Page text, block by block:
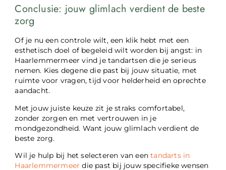
Conclusie: jouw glimlach verdient de beste
zorg
Of je nu een controle wilt, een klik hebt met een
esthetisch doel of begeleid wilt worden bij angst: in
Haarlemmermeer vind je tandartsen die je serieus
nemen. Kies degene die past bij jouw situatie, met
ruimte voor vragen, tijd voor helderheid en oprechte
aandacht.
Met jouw juiste keuze zit je straks comfortabel,
zonder zorgen en met vertrouwen in je
mondgezondheid. Want jouw glimlach verdient de
beste zorg.
Wil je hulp bij het selecteren van eentandarts in
Haarlemmermeer die past bij jouw specifieke wensen